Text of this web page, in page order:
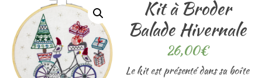
Kit à Broder
Balade Hivernale
26,00€
Le kit est présenté dans sa boîte